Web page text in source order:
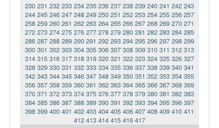
230 231 232 233 234 235 236 237 238 239 240 241 242 243
244 245 246 247 248 249 250 251 252 253 254 255 256 257
258 259 260 261 262 263 264 265 266 267 268 269 270 271
272 273 274 275 276 277 278 279 280 281 282 283 284 285
286 287 288 289 290 291 292 293 294 295 296 297 298 299
300 301 302 303 304 305 306 307 308 309 310 311 312 313
314 315 316 317 318 319 320 321 322 323 324 325 326 327
328 329 330 331 332 333 334 335 336 337 338 339 340 341
342 343 344 345 346 347 348 349 350 351 352 353 354 355
356 357 358 359 360 361 362 363 364 365 366 367 368 369
370 371 372 373 374 375 376 377 378 379 380 381 382 383
384 385 386 387 388 389 390 391 392 393 394 395 396 397
398 399 400 401 402 403 404 405 406 407 408 409 410 411
412 413 414 415 416 417